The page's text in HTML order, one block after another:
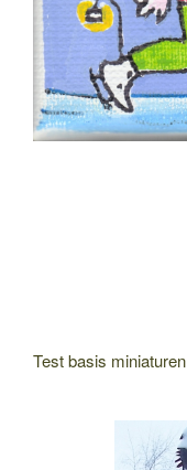
Test basis miniaturen